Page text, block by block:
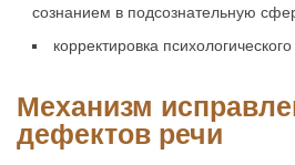
сознанием в подсознательную
корректировка
Механизм
дефектов речи